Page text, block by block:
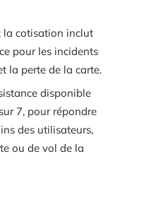
: la cotisation inclut
pour les incidents
la perte de la carte.
disponible
7, pour répondre
des utilisateurs,
ou de vol de la